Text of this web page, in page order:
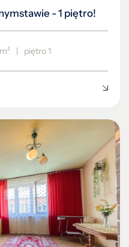
- 1 piętro!
| piętro 1